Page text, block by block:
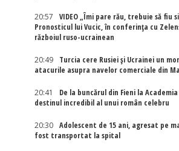
20:57
VIDEO „Îmi pare rău, trebuie să fiu
Pronosticul lui Vucic, în conferința cu
războiul ruso-ucrainean
20:49
Turcia cere Rusiei și Ucrainei un
atacurile asupra navelor comerciale din
20:41
De la buncărul din Fieni la
destinul incredibil al unui român celebru
20:30
Adolescent de 15 ani, agresat pe
fost transportat la spital